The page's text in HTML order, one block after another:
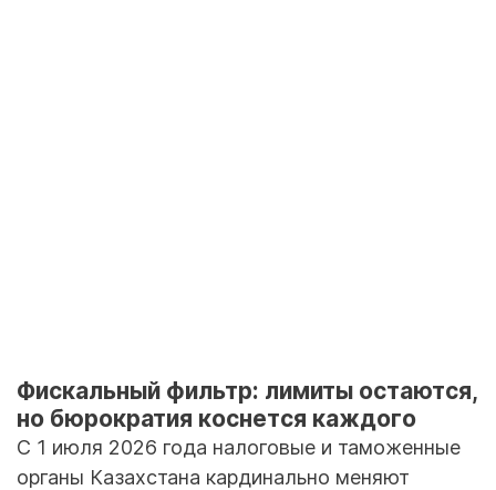
Фискальный фильтр: лимиты остаются,
но бюрократия коснется каждого
С 1 июля 2026 года налоговые и таможенные
органы Казахстана кардинально меняют